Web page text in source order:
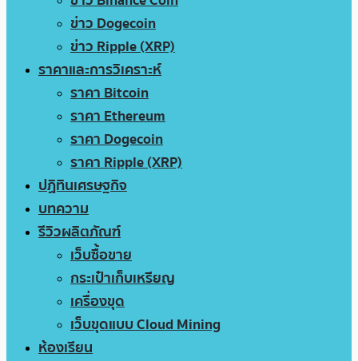
ข่าว Dogecoin
ข่าว Ripple (XRP)
ราคาและการวิเคราะห์
ราคา Bitcoin
ราคา Ethereum
ราคา Dogecoin
ราคา Ripple (XRP)
ปฏิทินเศรษฐกิจ
บทความ
รีวิวผลิตภัณฑ์
เว็บซื้อขาย
กระเป๋าเก็บเหรียญ
เครื่องขุด
เว็บขุดแบบ Cloud Mining
ห้องเรียน